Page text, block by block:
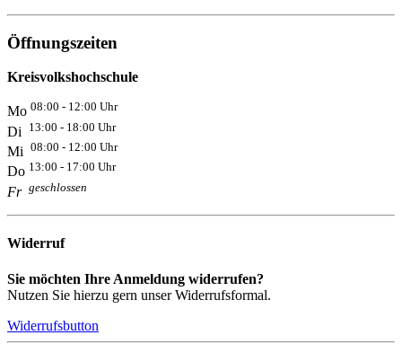
Öffnungszeiten
Kreisvolkshochschule
Mo 08:00 - 12:00 Uhr
Di 13:00 - 18:00 Uhr
Mi 08:00 - 12:00 Uhr
Do 13:00 - 17:00 Uhr
Fr geschlossen
Widerruf
Sie möchten Ihre Anmeldung widerrufen?
Nutzen Sie hierzu gern unser Widerrufsformal.
Widerrufsbutton